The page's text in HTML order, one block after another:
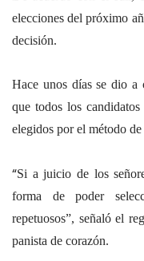
elecciones del próximo
decisión.
Hace unos días se dio a
que todos los
elegidos por el método
“Si a juicio de los
forma de poder
repetuosos”, señaló el
panista de corazón.